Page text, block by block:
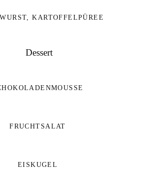
KARTOFFELPÜREE
Dessert
FRUCHTSALAT
EISKUGEL